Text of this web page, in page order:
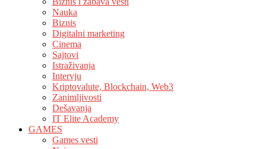
Nauka
Biznis
Digitalni marketing
Cinema
Sajtovi
Istraživanja
Intervju
Kriptovalute, Blockchain, Web3
Zanimljivosti
Dešavanja
IT Elite Academy
GAMES
Games vesti